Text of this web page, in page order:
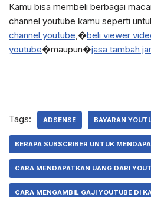
Kamu bisa membeli berbagai
channel youtube kamu seperti
channel youtube ,�beli viewer
youtube�maupun�jasa tambah
Tags: ADSENSE BAYARAN
BERAPA SUBSCRIBER UNTUK
CARA MENDAPATKAN UANG DARI
CARA MENGAMBIL GAJI YOUTUBE DI